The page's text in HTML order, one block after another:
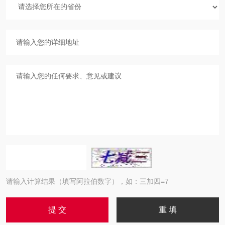
请输入计算结果（填写阿拉伯数字），如：三加四=7